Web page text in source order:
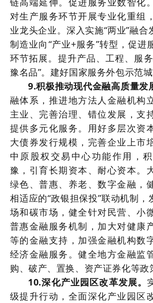
对生产服务环节开展专业化重组
业龙头企业。深入实施“两业”融合
制造业向“产业+服务”转型，促进
环节拓展。提升产品、工程、服
豫名品”。建好国家服务外包示范城
9.积极推动现代金融高质量发
融体系，推进地方法人金融机构
主业、完善治理、错位发展，支
提供多元化服务。用好多层次资
大债券发行规模，完善企业上市
中原股权交易中心功能作用，
豫，引育长期资本、耐心资本。
绿色、普惠、养老、数字金融，
相适应的“政银担保投”联动机制，
场和碳市场，健全针对民营、小
普惠金融服务机制，加大对健康
等的金融支持，加强金融机构数
经济金融服务。健全地方金融监
购、破产、置换、资产证券化等政
10.深化产业园区改革发展。
级提升行动，全面深化产业园区